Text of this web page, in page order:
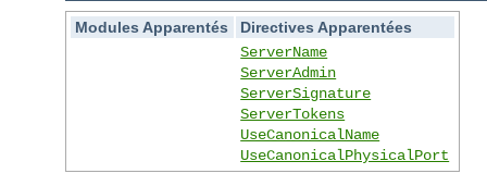
Modules Apparentés
Directives Apparentées
ServerName
ServerAdmin
ServerSignature
ServerTokens
UseCanonicalName
UseCanonicalPhysicalPort